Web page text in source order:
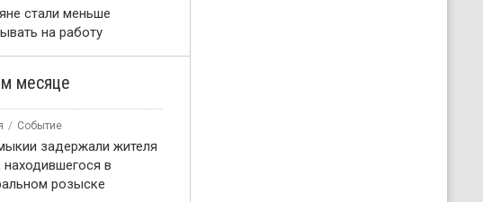
стали меньше
на работу
месяце
Событие
задержали жителя
в
розыске